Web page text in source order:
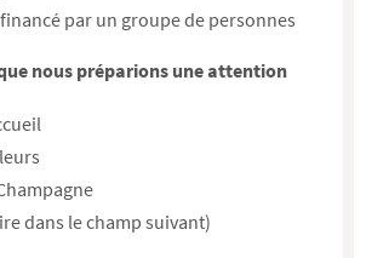
par un groupe de personnes
nous préparions une attention
dans le champ suivant)